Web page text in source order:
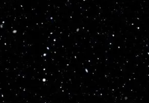
Optimized
Turns on site